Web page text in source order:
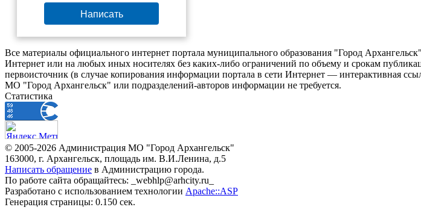
Написать
Все материалы официального интернет портала муниципального образования "Город
Интернет или на любых иных носителях без каких-либо ограничений по объему и срокам
первоисточник (в случае копирования информации портала в сети Интернет — интерактивная
МО "Город Архангельск" или подразделений-авторов информации не требуется.
Статистика
© 2005-2026 Администрация МО "Город Архангельск"
163000, г. Архангельск, площадь им. В.И.Ленина, д.5
Написать обращение в Администрацию города.
По работе сайта обращайтесь: _webhlp@arhcity.ru_
Разработано с использованием технологии Apache::ASP
Генерация страницы: 0.150 сек.